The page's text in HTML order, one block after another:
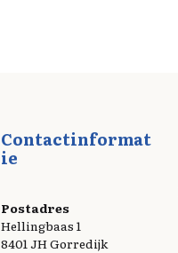
Contactinformat
ie
Postadres
Hellingbaas 1
8401 JH Gorredijk